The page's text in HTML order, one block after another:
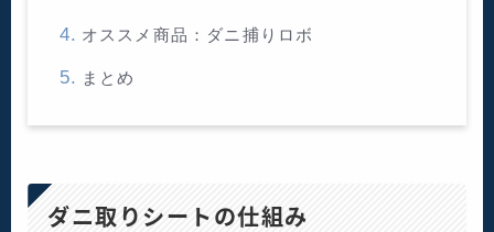
オススメ商品：ダニ捕りロボ
まとめ
ダニ取りシートの仕組み